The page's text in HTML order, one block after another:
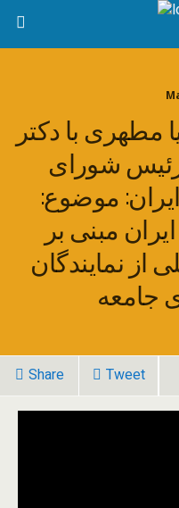
مطهری با دکتر
شورای
موضوع:
مبنی بر
از نمایندگان
جامعه
Share Tweet